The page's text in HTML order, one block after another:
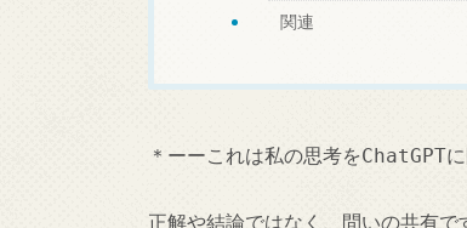
関連
＊ーーこれは私の思考をChatGPT
正解や結論ではなく、問いの共有で